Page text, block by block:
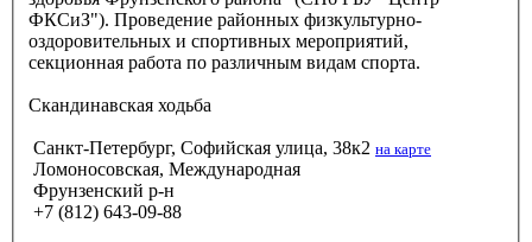
ФКСиЗ"). Проведение районных физкультурно-
оздоровительных и спортивных мероприятий,
секционная работа по различным видам спорта.
Скандинавская ходьба
Санкт-Петербург, Софийская улица, 38к2 на карте
Ломоносовская, Международная
Фрунзенский р-н
+7 (812) 643-09-88